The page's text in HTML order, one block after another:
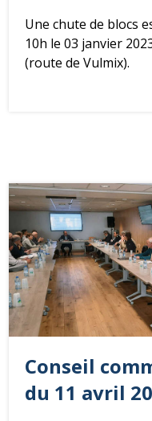
Une chute de blocs
10h le 03 janvier
(route de Vulmix).
Conseil
du 11 avril